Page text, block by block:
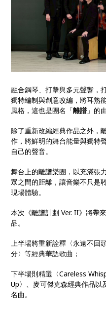
融合鋼琴、打擊與多元聲響，
獨特編制與創意改編，將耳熟
風格，這也是團名「離譜」的
除了重新改編經典作品之外，
作，將鮮明的舞台能量與獨特
自己的聲音。
舞台上的離譜樂團，以充滿張
眾之間的距離，讓音樂不只是
現場體驗。
本次《離譜計劃 Ver. II》將帶
品。
上半場將重新詮釋〈永遠不回
分〉等經典華語歌曲；
下半場則精選〈Careless
Up〉、麥可傑克森經典作品
名曲。